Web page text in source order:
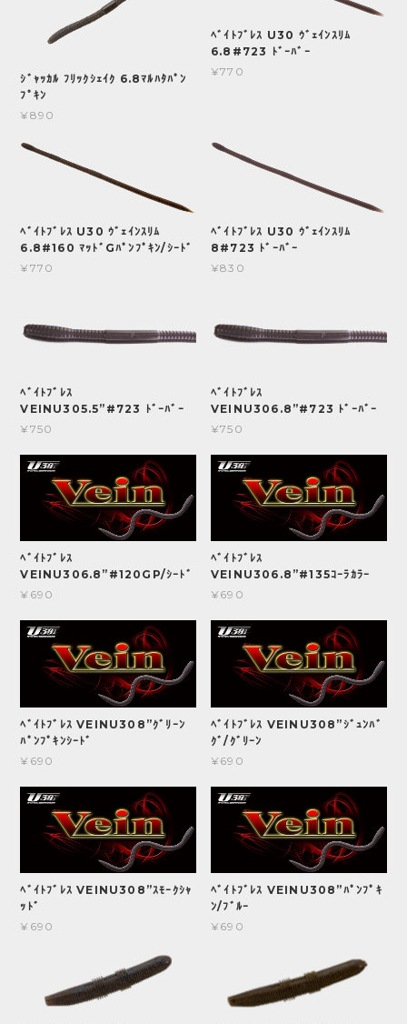
ｼﾞｬｯｶﾙ ﾌﾘｯｸｼｪｲｸ 6.8ﾏﾙﾊﾀﾊﾟﾝ
ﾌﾟｷﾝ
¥890
ﾍﾞｲﾄﾌﾞﾚｽ U30 ｳﾞｪｲﾝｽﾘﾑ
6.8#723 ﾄﾞｰﾊﾞｰ
¥770
ﾍﾞｲﾄﾌﾞﾚｽ U30 ｳﾞｪｲﾝｽﾘﾑ
6.8#160 ﾏｯﾄﾞGﾊﾟﾝﾌﾟｷﾝ/ｼｰﾄﾞ
¥770
ﾍﾞｲﾄﾌﾞﾚｽ U30 ｳﾞｪｲﾝｽﾘﾑ
8#723 ﾄﾞｰﾊﾞｰ
¥830
ﾍﾞｲﾄﾌﾞﾚｽ
VEINU305.5”#723 ﾄﾞｰﾊﾞｰ
¥750
ﾍﾞｲﾄﾌﾞﾚｽ
VEINU306.8”#723 ﾄﾞｰﾊﾞｰ
¥750
ﾍﾞｲﾄﾌﾞﾚｽ
VEINU306.8”#120GP/ｼｰﾄﾞ
¥690
ﾍﾞｲﾄﾌﾞﾚｽ
VEINU306.8”#135ｺｰﾗｶﾗｰ
¥690
ﾍﾞｲﾄﾌﾞﾚｽ VEINU308”ｸﾞﾘｰﾝ
ﾊﾟﾝﾌﾟｷﾝｼｰﾄﾞ
¥690
ﾍﾞｲﾄﾌﾞﾚｽ VEINU308”ｼﾞｭﾝﾊﾞ
ｸﾞ/ｸﾞﾘｰﾝ
¥690
ﾍﾞｲﾄﾌﾞﾚｽ VEINU308”ｽﾓｰｸｼｬ
ｯﾄﾞ
¥690
ﾍﾞｲﾄﾌﾞﾚｽ VEINU308”ﾊﾟﾝﾌﾟｷ
ﾝ/ﾌﾞﾙｰ
¥690